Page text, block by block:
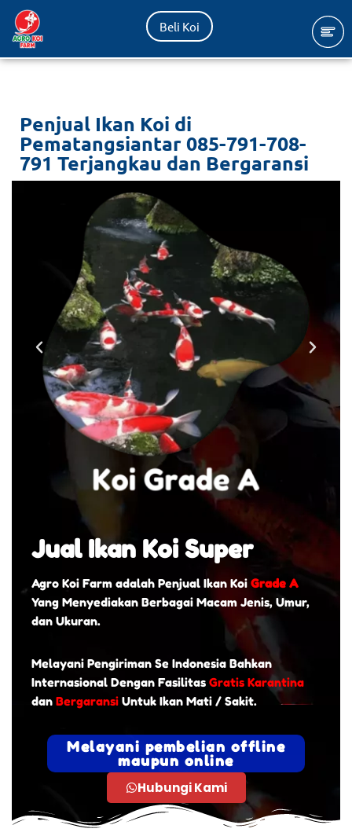
Lompat
ke
Beli Koi
Penjual Ikan Koi di
Pematangsiantar 085-791-708-
791 Terjangkau dan Bergaransi
Jual Ikan Koi Super
Agro Koi Farm adalah Penjual Ikan Koi Grade A
Yang Menyediakan Berbagai Macam Jenis, Umur,
dan Ukuran.
Melayani Pengiriman Se Indonesia Bahkan
Internasional Dengan Fasilitas Gratis Karantina
dan Bergaransi Untuk Ikan Mati / Sakit.
Melayani pembelian offline
maupun online
Hubungi Kami